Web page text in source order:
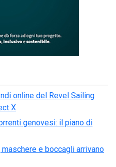
online del Revel Sailing
X
genovesi: il piano di
maschere e boccagli arrivano